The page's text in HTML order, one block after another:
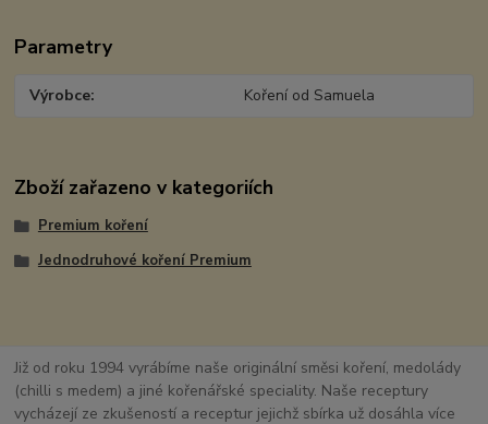
Parametry
Výrobce Koření od Samuela
Zboží zařazeno v kategoriích
Premium koření
Jednodruhové koření Premium
Již od roku 1994 vyrábíme naše originální směsi koření, medolády
(chilli s medem) a jiné kořenářské speciality. Naše receptury
vycházejí ze zkušeností a receptur jejichž sbírka už dosáhla více